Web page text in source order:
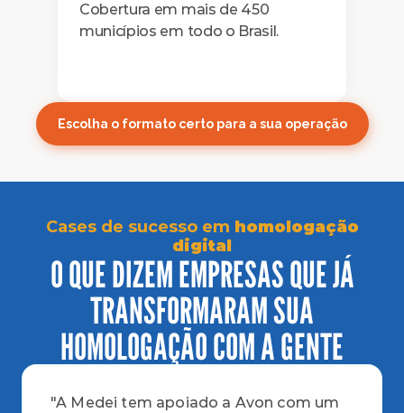
Cobertura em mais de 450
municípios em todo o Brasil.
Escolha o formato certo para a sua operação
Cases de sucesso em homologação
digital
O QUE DIZEM EMPRESAS QUE JÁ
TRANSFORMARAM SUA
HOMOLOGAÇÃO COM A GENTE
"A Medei tem apoiado a Avon com um